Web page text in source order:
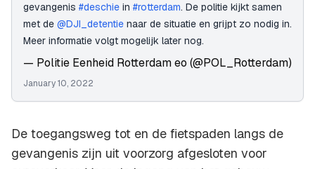
gevangenis #deschie in #rotterdam. De politie kijkt samen
met de @DJI_detentie naar de situatie en grijpt zo nodig in.
Meer informatie volgt mogelijk later nog.
— Politie Eenheid Rotterdam eo (@POL_Rotterdam)
January 10, 2022
De toegangsweg tot en de fietspaden langs de
gevangenis zijn uit voorzorg afgesloten voor